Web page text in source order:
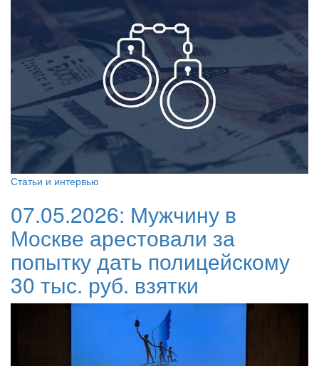
Статьи и интервью
07.05.2026: Мужчину в
Москве арестовали за
попытку дать полицейскому
30 тыс. руб. взятки